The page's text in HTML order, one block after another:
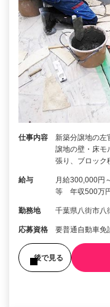
仕事内容
新築分譲地の左
譲地の壁・床モ
張り、ブロッ
給与
月給300,000円
等 年収500万
勤務地 千葉県八街市八
応募資格 要普通自動車
後で見る